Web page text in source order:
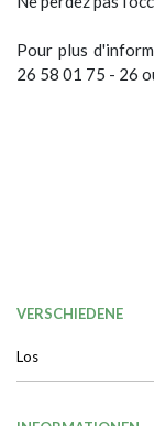
Pour plus
26 58 01 75 - 26
VERSCHIEDENE
Los